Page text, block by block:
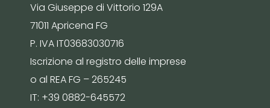
Via Giuseppe di Vittorio 129A
71011 Apricena FG
P. IVA IT03683030716
Iscrizione al registro delle imprese
o al REA FG – 265245
IT: +39 0882-645572